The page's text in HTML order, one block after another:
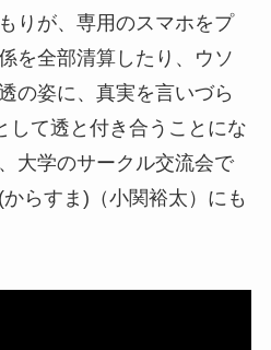
りが、専用のスマホをプ
を全部清算したり、ウソ
の姿に、真実を言いづら
して透と付き合うことにな
大学のサークル交流会で
らすま)（小関裕太）にも